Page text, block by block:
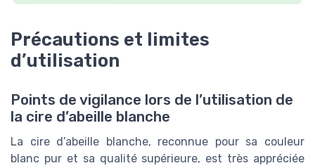
Précautions et limites
d’utilisation
Points de vigilance lors de l’utilisation de
la cire d’abeille blanche
La cire d’abeille blanche, reconnue pour sa couleur
blanc pur et sa qualité supérieure, est très appréciée